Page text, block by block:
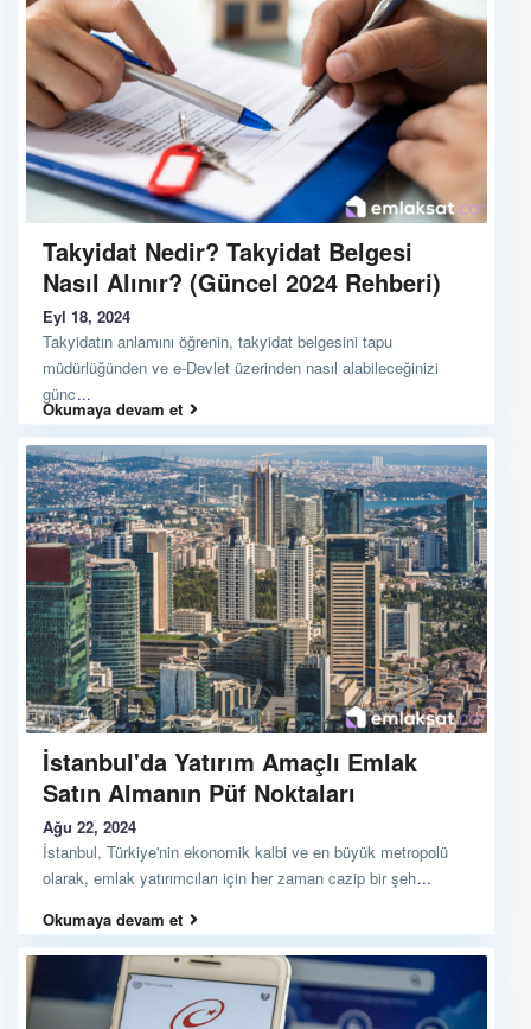
Takyidat Nedir? Takyidat Belgesi
Nasıl Alınır? (Güncel 2024 Rehberi)
Eyl 18, 2024
Takyidatın anlamını öğrenin, takyidat belgesini tapu
müdürlüğünden ve e-Devlet üzerinden nasıl alabileceğinizi
günc...
Okumaya devam et
İstanbul'da Yatırım Amaçlı Emlak
Satın Almanın Püf Noktaları
Ağu 22, 2024
İstanbul, Türkiye'nin ekonomik kalbi ve en büyük metropolü
olarak, emlak yatırımcıları için her zaman cazip bir şeh...
Okumaya devam et